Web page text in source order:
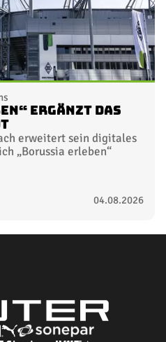
ergänzt das
erweitert sein digitales
„Borussia erleben“
04.08.2026